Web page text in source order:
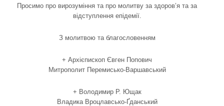
Просимо про вирозуміння та про молитву за здоров’я та за
відступлення епідемії.
З молитвою та благословенням
+ Архієпископ Євген Попович
Митрополит Перемисько-Варшавський
+ Володимир Р. Ющак
Владика Вроцлавсько-Ґданський